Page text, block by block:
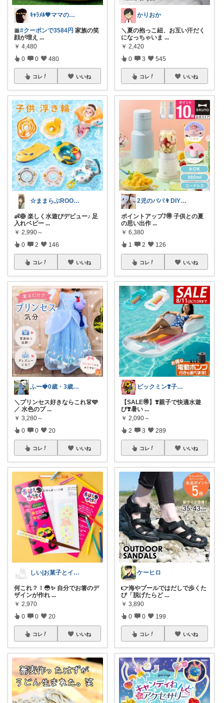
ｷｬﾗﾒﾙ🧡ママのかわいい×ラク育児✼
🎀#クーポンで3584円 家族の笑
顔が増え ...
￥ 4,480
0 0 480
コレ いいね
☆ままらぶROOM🎀🫧初めまして☆
👶🛟 楽しく水遊びデビュー♪ 足
入れベビー ...
￥ 2,990～
0 2 146
コレ いいね
ふー🍓0歳・3歳のワンオペママ
＼プリンセス好きならこれ👗🩵
／ 水色のプ ...
￥ 3,280～
0 0 20
コレ いいね
しい|お菓子とインテリア好きな30代ママ
何これ？！😳✨ 自分でお箸のデ
ザインが作れ ...
￥ 2,970
0 0 20
コレ いいね
かりおか
＼夏の抱っこ紐、お互い汗だく
になっちゃいま ...
￥ 2,420
0 3 545
コレ いいね
2児のパパ👨DIYお庭作り頑張ります！
ポイントアップ⤴️🉐 子供との夏
の思い出作 ...
￥ 6,380
1 2 126
コレ いいね
ピックミン❣️子育てパパママ応援グッズ
【SALE🉐】❣️親子で快適水遊
び❣️暑い ...
￥ 2,090～
2 3 289
コレ いいね
ケーヒロ
👉海やプールではだしで歩くた
び「脱げたらど ...
￥ 3,890
0 0 199
コレ いいね